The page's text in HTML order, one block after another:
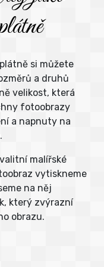
si můžete
a druhů
velikost, která
fotoobrazy
a napnuty na
malířské
vytiskneme
na něj
který zvýrazní
obrazu.